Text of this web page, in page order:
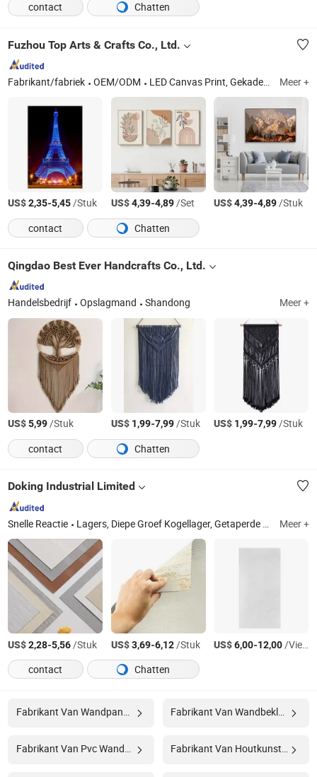
contact
Chatten
Fuzhou Top Arts & Crafts Co., Ltd.
Fabrikant/fabriek OEM/ODM LED Canvas Print, Gekaderde Canvas Wandkunst, Handgeschilderd Olieverf, Schilderen op Nummer, Diamant Schilderen, Canvas Scherm Kamerscherm, Posterhanger, Houten en Metalen Bord, Doe-Het-Zelf Kit Meer +
US$2,35-5,45/Stuk US$4,39-4,89/Set US$4,39-4,89/Stuk
contact
Chatten
Qingdao Best Ever Handcrafts Co., Ltd.
Handelsbedrijf Opslagmand Shandong Meer +
US$5,99/Stuk US$ 1,99-7,99/Stuk US$ 1,99-7,99/Stuk
contact
Chatten
Doking Industrial Limited
Snelle Reactie Lagers, Diepe Groef Kogellager, Getaperde Rollager, Kussenbloklager, Drukrollager, Wielnaaflager, Cilindrisch Rollager, Sferisch Rollager, Lagerbus, Naaldrollager Meer +
US$2,28-5,56/Stuk US$3,69-6,12/Stuk US$6,00-12,00/Vierkante Meter
contact
Chatten
Fabrikant Van Wandbekleding